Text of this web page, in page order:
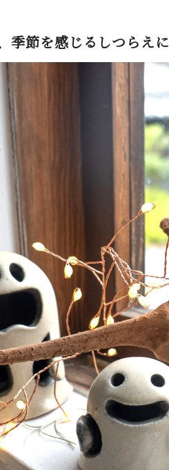
季節を感じるしつらえに